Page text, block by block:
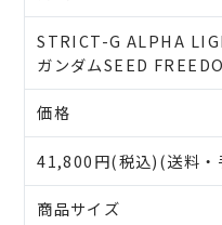
STRICT-G ALPHA
ガンダムSEED
価格
41,800円(税込)(送料・
商品サイズ